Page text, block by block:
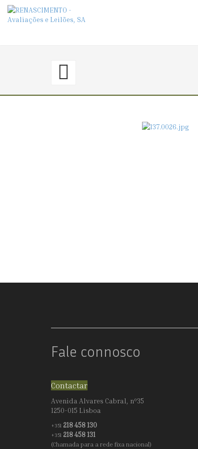
〈€
CAFÉ
DÉCO
Fale connosco
Contactar
Avenida Alvares Cabral, nº35
1250-015 Lisboa
+351 218 458 130
+351 218 458 131
(Chamada para a rede fixa nacional)